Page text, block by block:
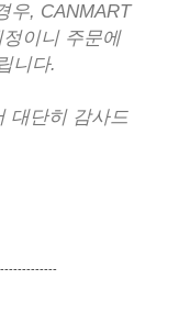
우, CANMART
이니 주문에
니다.
대단히 감사드